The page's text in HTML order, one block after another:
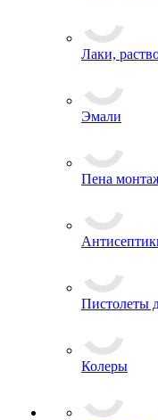
Лаки,
Эмали
Пена
Пистолеты
Колеры